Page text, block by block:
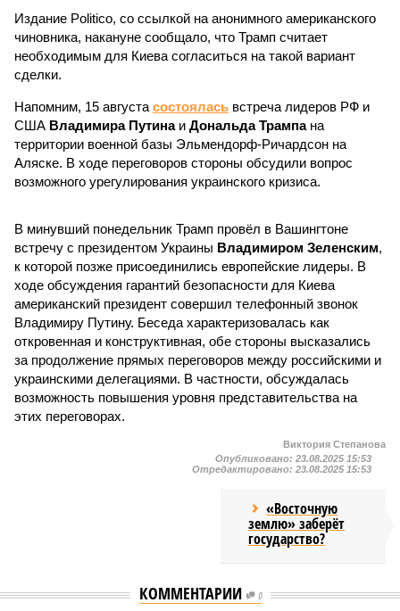
Издание Politico, со ссылкой на анонимного американского
чиновника, накануне сообщало, что Трамп считает
необходимым для Киева согласиться на такой вариант
сделки.
Напомним, 15 августа состоялась встреча лидеров РФ и
США Владимира Путинаи Дональда Трампана
территории военной базы Эльмендорф-Ричардсон на
Аляске. В ходе переговоров стороны обсудили вопрос
возможного урегулирования украинского кризиса.
В минувший понедельник Трамп провёл в Вашингтоне
встречу с президентом Украины Владимиром Зеленским,
к которой позже присоединились европейские лидеры. В
ходе обсуждения гарантий безопасности для Киева
американский президент совершил телефонный звонок
Владимиру Путину. Беседа характеризовалась как
откровенная и конструктивная, обе стороны высказались
за продолжение прямых переговоров между российскими и
украинскими делегациями. В частности, обсуждалась
возможность повышения уровня представительства на
этих переговорах.
Виктория Степанова
Опубликовано: 23.08.2025 15:53
Отредактировано: 23.08.2025 15:53
«Восточную
землю» заберёт
государство?
КОММЕНТАРИИ 0